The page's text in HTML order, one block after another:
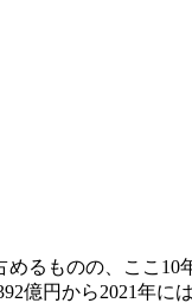
るものの、ここ10
億円から2021年に